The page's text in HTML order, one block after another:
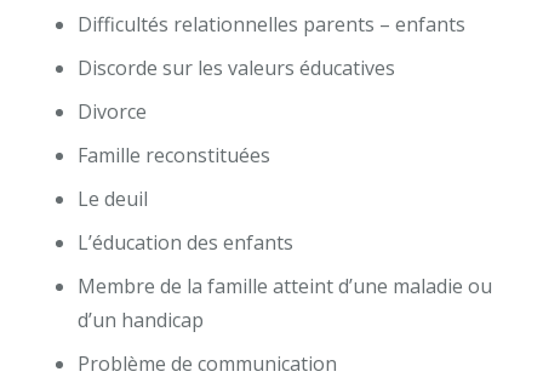
Difficultés relationnelles parents – enfants
Discorde sur les valeurs éducatives
Divorce
Famille reconstituées
Le deuil
L’éducation des enfants
Membre de la famille atteint d’une maladie ou
d’un handicap
Problème de communication